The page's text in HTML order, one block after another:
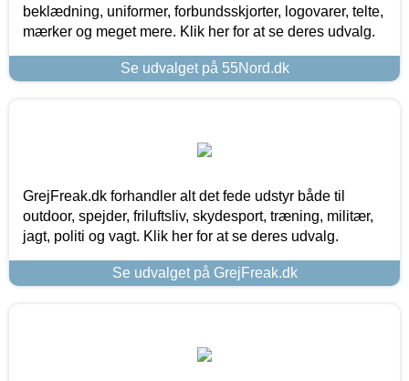
beklædning, uniformer, forbundsskjorter, logovarer, telte,
mærker og meget mere. Klik her for at se deres udvalg.
Se udvalget på 55Nord.dk
GrejFreak.dk forhandler alt det fede udstyr både til
outdoor, spejder, friluftsliv, skydesport, træning, militær,
jagt, politi og vagt. Klik her for at se deres udvalg.
Se udvalget på GrejFreak.dk